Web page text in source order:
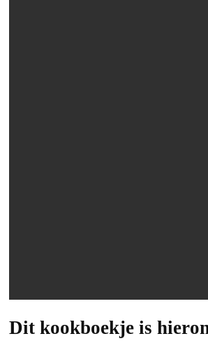
Dit kookboekje is